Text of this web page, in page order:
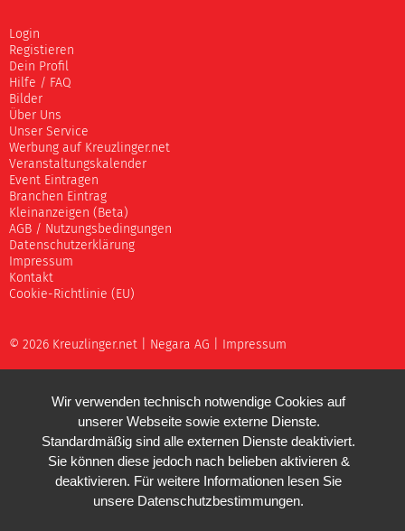
Login
Registieren
Dein Profil
Hilfe / FAQ
Bilder
Über Uns
Unser Service
Werbung auf Kreuzlinger.net
Veranstaltungskalender
Event Eintragen
Branchen Eintrag
Kleinanzeigen (Beta)
AGB / Nutzungsbedingungen
Datenschutzerklärung
Impressum
Kontakt
Cookie-Richtlinie (EU)
© 2026 Kreuzlinger.net | Negara AG Impressum
Wir verwenden technisch notwendige Cookies auf
unserer Webseite sowie externe Dienste.
Standardmäßig sind alle externen Dienste deaktiviert.
Sie können diese jedoch nach belieben aktivieren &
deaktivieren. Für weitere Informationen lesen Sie
unsere Datenschutzbestimmungen.